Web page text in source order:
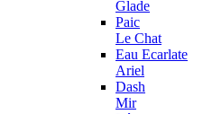
Glade
Paic
Le Chat
Eau Ecarlate
Ariel
Dash
Mir